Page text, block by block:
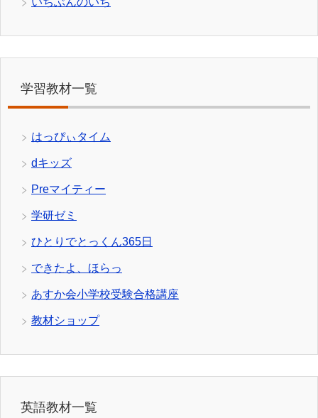
学習教材一覧
はっぴぃタイム
dキッズ
Preマイティー
学研ゼミ
ひとりでとっくん365日
できたよ、ほらっ
あすか会小学校受験合格講座
教材ショップ
英語教材一覧